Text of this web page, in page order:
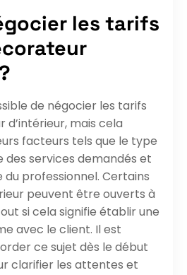
les tarifs
de négocier les tarifs
mais cela
facteurs tels que le type
des services demandés et
professionnel. Certains
peuvent être ouverts à
si cela signifie établir une
avec le client. Il est
ce sujet dès le début
clarifier les attentes et